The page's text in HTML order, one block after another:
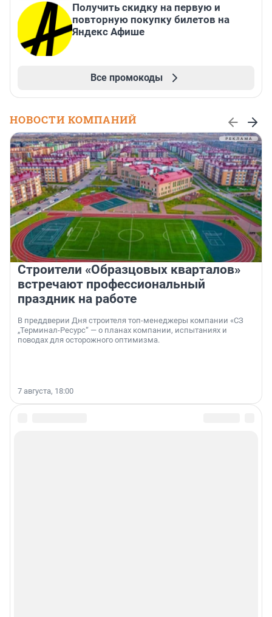
Получить скидку на первую и
повторную покупку билетов на
Яндекс Афише
Все промокоды
НОВОСТИ КОМПАНИЙ
Строители «Образцовых кварталов»
встречают профессиональный
праздник на работе
В преддверии Дня строителя топ-менеджеры компании «СЗ
„Терминал-Ресурс“ — о планах компании, испытаниях и
поводах для осторожного оптимизма.
7 августа, 18:00